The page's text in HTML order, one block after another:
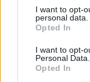
I want to opt-
personal data.
Opted In
I want to opt-
Personal Data.
Opted In
Mittel